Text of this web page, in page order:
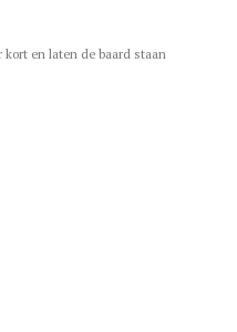
en laten de baard staan